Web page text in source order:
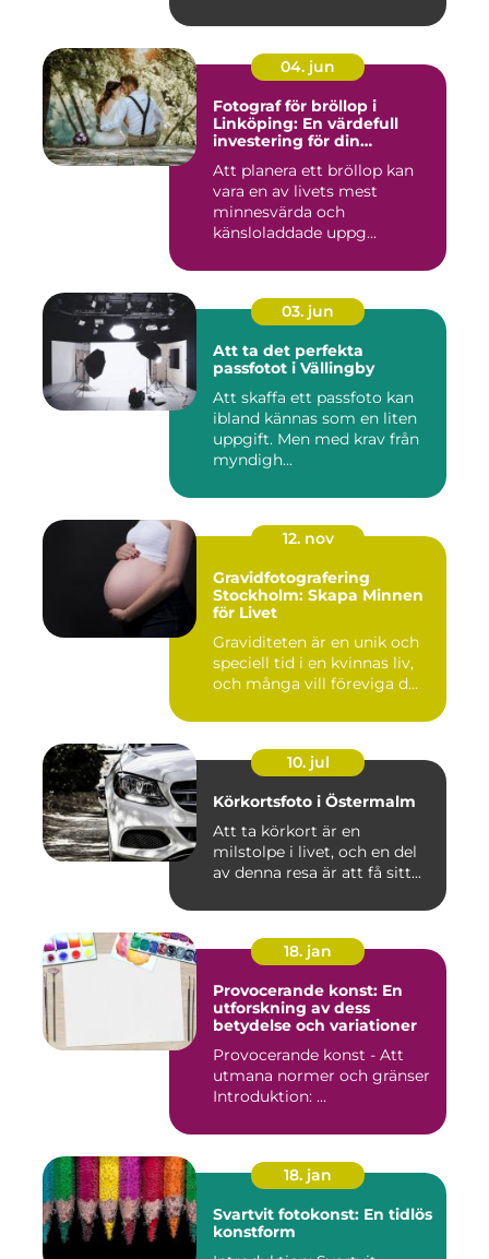
04. jun
Fotograf för bröllop i
Linköping: En värdefull
investering för din
Att planera ett bröllop kan
vara en av livets mest
minnesvärda och
känsloladdade uppg...
03. jun
Att ta det perfekta
passfotot i Vällingby
Att skaffa ett passfoto kan
ibland kännas som en liten
uppgift. Men med krav från
myndigh...
12. nov
Gravidfotografering
Stockholm: Skapa Minnen
för Livet
Graviditeten är en unik och
speciell tid i en kvinnas liv,
och många vill föreviga d...
10. jul
Körkortsfoto i Östermalm
Att ta körkort är en
milstolpe i livet, och en del
av denna resa är att få sitt...
18. jan
Provocerande konst: En
utforskning av dess
betydelse och variationer
Provocerande konst - Att
utmana normer och gränser
Introduktion: ...
18. jan
Svartvit fotokonst: En tidlös
konstform